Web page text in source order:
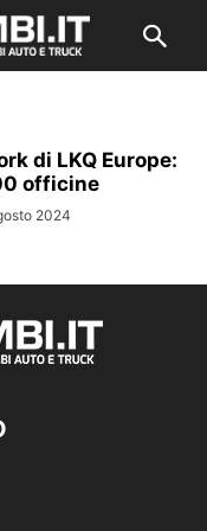
di LKQ Europe:
officine
2024